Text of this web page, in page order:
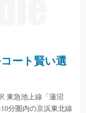
ート賢い選
東急池上線「蓮沼
分圏内の京浜東北線